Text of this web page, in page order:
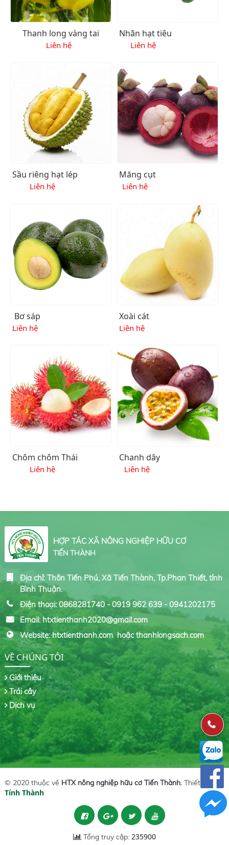
Thanh long vàng tai
xanh
Liên hệ
Nhãn hạt tiêu
Liên hệ
Sầu riêng hạt lép
Liên hệ
Măng cụt
Liên hệ
Bơ sáp
Liên hệ
Xoài cát
Liên hệ
Chôm chôm Thái
Liên hệ
Chanh dây
Liên hệ
HỢP TÁC XÃ NÔNG NGHIỆP HỮU CƠ
TIẾN THÀNH
Địa chỉ: Thôn Tiến Phú, Xã Tiến Thành, Tp.Phan Thiết, tỉnh
Bình Thuận.
Điện thoại: 0868281740 - 0919 962 639 - 0941202175
Email: htxtienthanh2020@gmail.com
Website: htxtienthanh.com hoặc thanhlongsach.com
VỀ CHÚNG TÔI
Giới thiệu
Trái cây
Dịch vụ
© 2020 thuộc về HTX nông nghiệp hữu cơ Tiến Thành.Thiết kế bởi
Tính Thành
Tổng truy cập: 235900